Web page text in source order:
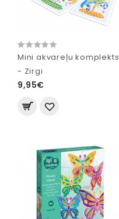
Mini akvareļu komplekts
- Zirgi
9,95€